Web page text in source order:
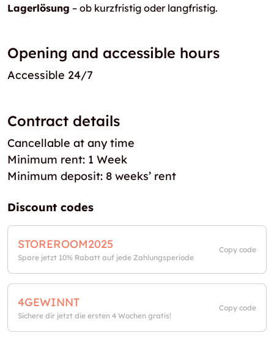
Lagerlösung – ob kurzfristig oder langfristig.
Opening and accessible hours
Accessible 24/7
Contract details
Cancellable at any time
Minimum rent: 1 Week
Minimum deposit: 8 weeks’ rent
Discount codes
STOREROOM2025
Spare jetzt 10% Rabatt auf jede Zahlungsperiode
Copy code
4GEWINNT
Sichere dir jetzt die ersten 4 Wochen gratis!
Copy code